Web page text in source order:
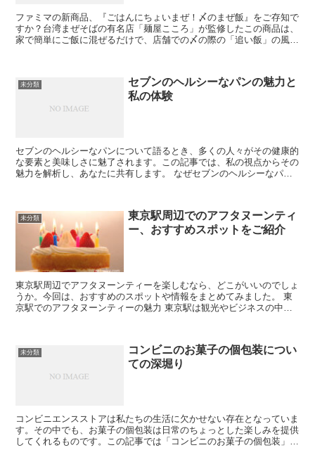
ファミマの新商品、『ごはんにちょいまぜ！〆のまぜ飯』をご存知で
すか？台湾まぜそばの有名店「麺屋こころ」が監修したこの商品は、
家で簡単にご飯に混ぜるだけで、店舗での〆の際の「追い飯」の風味
未分類
セブンのヘルシーなパンの魅力と
私の体験
セブンのヘルシーなパンについて語るとき、多くの人々がその健康的
な要素と美味しさに魅了されます。この記事では、私の視点からその
魅力を解析し、あなたに共有します。 なぜセブンのヘルシーなパン
未分類
東京駅周辺でのアフタヌーンティ
ー、おすすめスポットをご紹介
東京駅周辺でアフタヌーンティーを楽しむなら、どこがいいのでしょ
うか。今回は、おすすめのスポットや情報をまとめてみました。 東
京駅でのアフタヌーンティーの魅力 東京駅は観光やビジネスの中心
未分類
コンビニのお菓子の個包装につい
ての深堀り
コンビニエンスストアは私たちの生活に欠かせない存在となっていま
す。その中でも、お菓子の個包装は日常のちょっとした楽しみを提供
してくれるものです。この記事では「コンビニのお菓子の個包装」に